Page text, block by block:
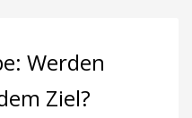
Werden
Ziel?